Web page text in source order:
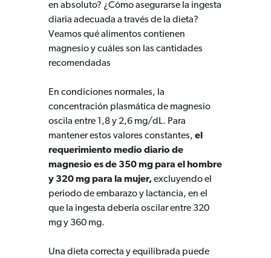
en absoluto? ¿Cómo asegurarse la ingesta
diaria adecuada a través de la dieta?
Veamos qué alimentos contienen
magnesio y cuáles son las cantidades
recomendadas
En condiciones normales, la
concentración plasmática de magnesio
oscila entre 1,8 y 2,6 mg/dL. Para
mantener estos valores constantes, el
requerimiento medio diario de
magnesio es de 350 mg para el hombre
y 320 mg para la mujer,excluyendo el
periodo de embarazo y lactancia, en el
que la ingesta debería oscilar entre 320
mg y 360 mg.
Una dieta correcta y equilibrada puede